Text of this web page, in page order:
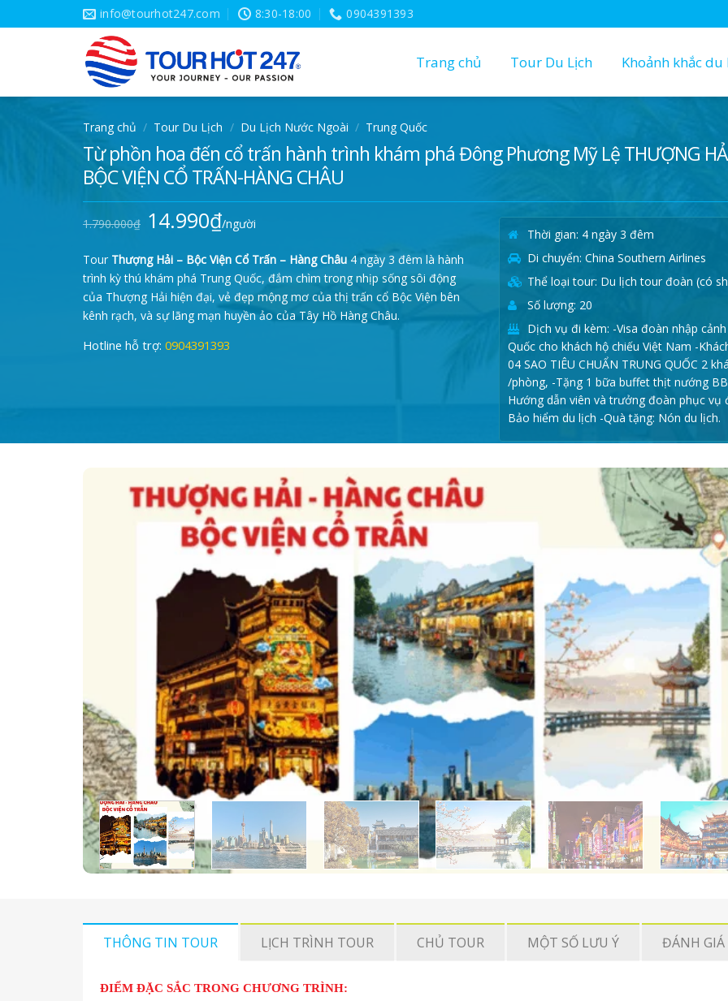
to
info@tourhot247.com 8:30-18:00 0904391393
Trang chủ Tour Du Lịch Khoảnh khắc du
Trang chủ / Tour Du Lịch / Du Lịch Nước Ngoài / Trung Quốc
Từ phồn hoa đến cổ trấn hành trình khám phá Đông Phương Mỹ Lệ THƯỢNG
BỘC VIỆN CỔ TRẤN-HÀNG CHÂU
1.790.000₫
Giá
gốc
14.990₫Giá
hiện
14.990₫.
/người
Tour Thượng Hải – Bộc Viện Cổ Trấn – Hàng Châu 4 ngày 3 đêm là hành
trình kỳ thú khám phá Trung Quốc, đắm chìm trong nhịp sống sôi động
của Thượng Hải hiện đại, vẻ đẹp mộng mơ của thị trấn cổ Bộc Viện bên
kênh rạch, và sự lãng mạn huyền ảo của Tây Hồ Hàng Châu.
Hotline hỗ trợ: 0904391393
Thời gian: 4 ngày 3 đêm
Di chuyển: China Southern Airlines
Thể loại tour: Du lịch tour đoàn (có
Số lượng: 20
Dịch vụ đi kèm: -Visa đoàn nhập
Quốc cho khách hộ chiếu Việt Nam -
04 SAO TIÊU CHUẨN TRUNG QUỐC 2
/phòng, -Tặng 1 bữa buffet thịt nướng
Hướng dẫn viên và trưởng đoàn phục vụ
Bảo hiểm du lịch -Quà tặng: Nón du lịch.
THÔNG TIN TOUR LỊCH TRÌNH TOUR CHỦ TOUR MỘT SỐ LƯU Ý ĐÁNH GIÁ
ĐIỂM ĐẶC SẮC TRONG CHƯƠNG TRÌNH: